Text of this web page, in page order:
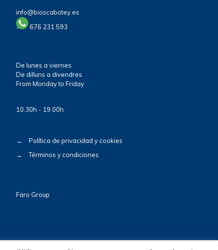
info@bioscabotey.es
676 231 593
De lunes a viernes
De dilluns a divendres
From Monday to Friday
10.30h - 19.00h
→
Política de privacidad y cookies
→
Términos y condiciones
Faro Group